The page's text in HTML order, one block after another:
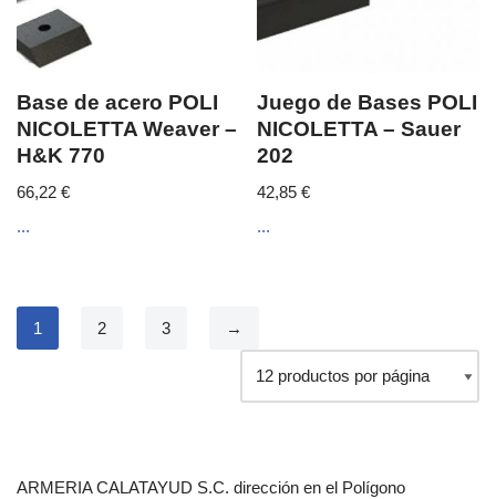
Base de acero POLI
NICOLETTA Weaver –
H&K 770
66,22 €
...
Juego de Bases POLI
NICOLETTA – Sauer
202
42,85€
...
1 2 3 →
ARMERIA CALATAYUD S.C. dirección en el Polígono